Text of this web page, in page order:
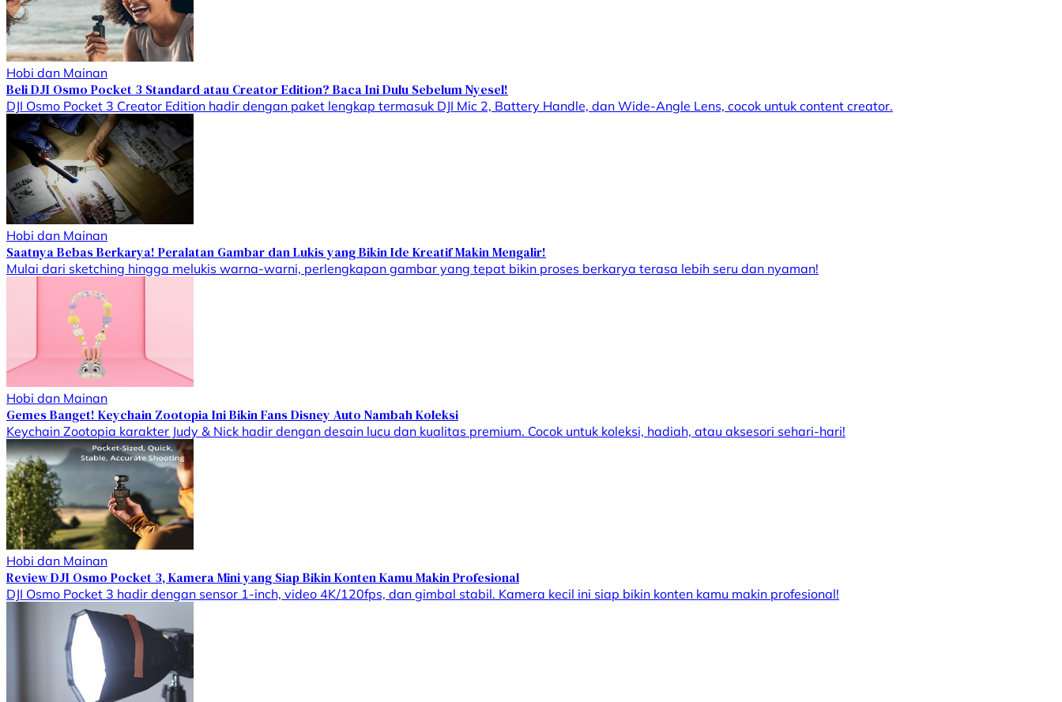
Hobi dan Mainan
Beli DJI Osmo Pocket 3 Standard atau Creator Edition? Baca Ini Dulu Sebelum Nyesel!
DJI Osmo Pocket 3 Creator Edition hadir dengan paket lengkap termasuk DJI Mic 2, Battery Handle, dan Wide-Angle Lens, cocok untuk content creator.
Hobi dan Mainan
Saatnya Bebas Berkarya! Peralatan Gambar dan Lukis yang Bikin Ide Kreatif Makin Mengalir!
Mulai dari sketching hingga melukis warna-warni, perlengkapan gambar yang tepat bikin proses berkarya terasa lebih seru dan nyaman!
Hobi dan Mainan
Gemes Banget! Keychain Zootopia Ini Bikin Fans Disney Auto Nambah Koleksi
Keychain Zootopia karakter Judy & Nick hadir dengan desain lucu dan kualitas premium. Cocok untuk koleksi, hadiah, atau aksesori sehari-hari!
Hobi dan Mainan
Review DJI Osmo Pocket 3, Kamera Mini yang Siap Bikin Konten Kamu Makin Profesional
DJI Osmo Pocket 3 hadir dengan sensor 1-inch, video 4K/120fps, dan gimbal stabil. Kamera kecil ini siap bikin konten kamu makin profesional!